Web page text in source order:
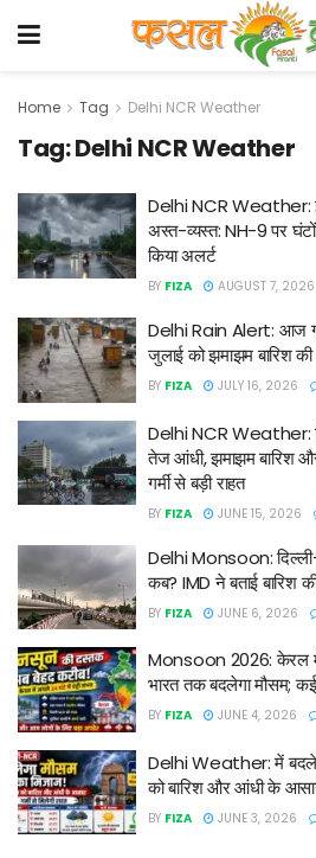
Home Tag Delhi NCR Weather
Tag:Delhi NCR Weather
Delhi NCR Weather:
अस्त-व्यस्त: NH-9 पर घंटों
किया अलर्ट
BY FIZA AUGUST 7, 2026
Delhi Rain Alert: आज
जुलाई को झमाझम बारिश
BY FIZA JULY 16, 2026
Delhi NCR Weather:
तेज आंधी, झमाझम बारिश
गर्मी से बड़ी राहत
BY FIZA JUNE 15, 2026
Delhi Monsoon:
कब? IMD ने बताई बारिश
BY FIZA JUNE 6, 2026
Monsoon 2026: केरल
भारत तक बदलेगा मौसम; कई
BY FIZA JUNE 4, 2026
Delhi Weather: में
को बारिश और आंधी के
BY FIZA JUNE 3, 2026